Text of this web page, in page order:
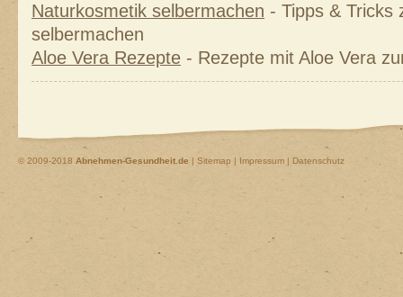
Naturkosmetik selbermachen - Tipps & Tricks
selbermachen
Aloe Vera Rezepte - Rezepte mit Aloe Vera
© 2009-2018 Abnehmen-Gesundheit.de | Sitemap | Impressum | Datenschutz